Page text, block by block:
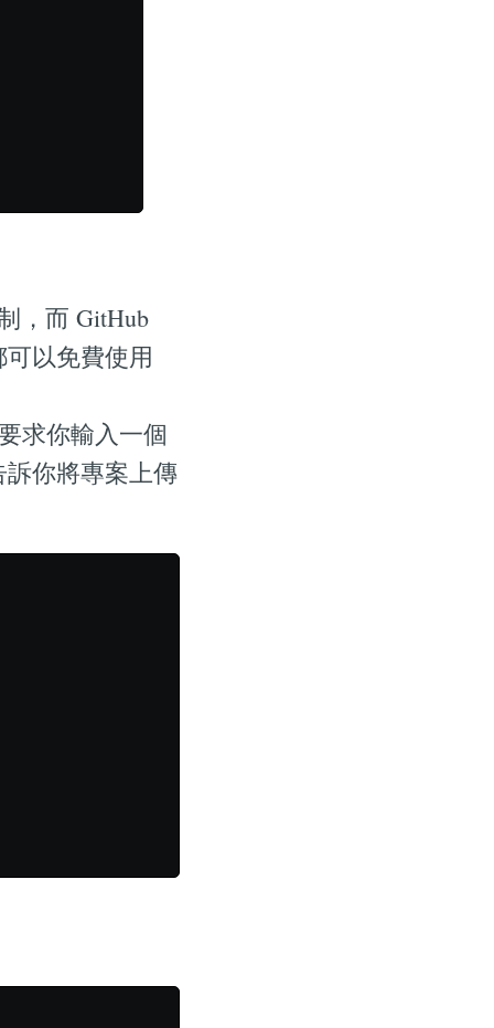
，而 GitHub
以免費使用
求你輸入一個
你將專案上傳